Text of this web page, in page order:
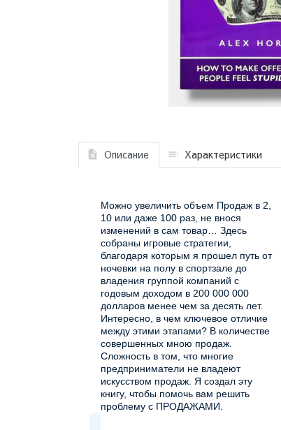
Описание Характеристики
Можно увеличить объем Продаж в 2,
10 или даже 100 раз, не внося
изменений в сам товар… Здесь
собраны игровые стратегии,
благодаря которым я прошел путь от
ночевки на полу в спортзале до
владения группой компаний с
годовым доходом в 200 000 000
долларов менее чем за десять лет.
Интересно, в чем ключевое отличие
между этими этапами? В количестве
совершенных мною продаж.
Сложность в том, что многие
предприниматели не владеют
искусством продаж. Я создал эту
книгу, чтобы помочь вам решить
проблему с ПРОДАЖАМИ.